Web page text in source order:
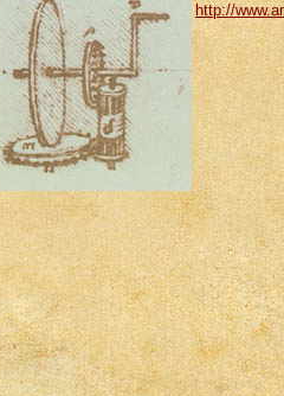
http://